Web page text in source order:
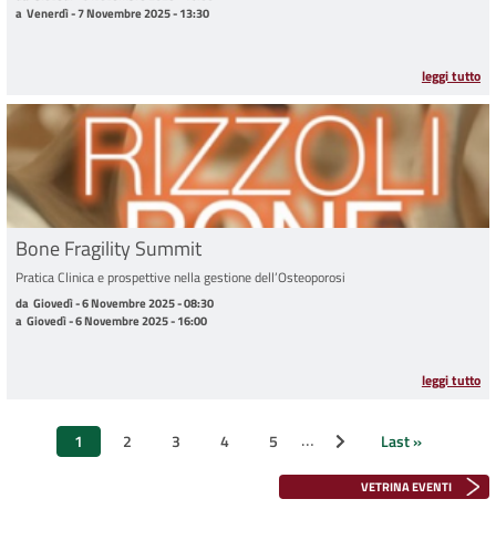
a Venerdì - 7 Novembre 2025 - 13:30
leggi tutto
Bone Fragility Summit
Pratica Clinica e prospettive nella gestione dell’Osteoporosi
da Giovedì - 6 Novembre 2025 - 08:30 a Giovedì - 6 Novembre 2025 - 16:00
da Giovedì - 6 Novembre 2025 - 08:30
a Giovedì - 6 Novembre 2025 - 16:00
leggi tutto
Pagina
1 Page
2 Page
3 Page
4 Page
5 … Pagina successiva
Ultima
pagina
Last »
VETRINA EVENTI